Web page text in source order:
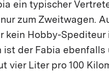
ein typischer
zum Zweitwagen.
kein Hobby-
der Fabia ebenfalls
vier Liter pro 100